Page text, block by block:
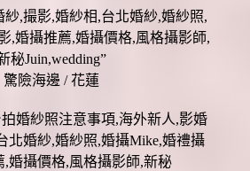
驚險海邊 / 花蓮